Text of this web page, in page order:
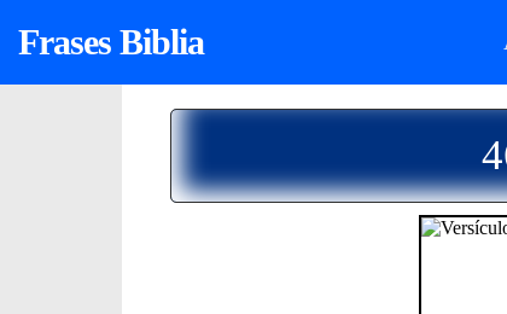
Frases Biblia